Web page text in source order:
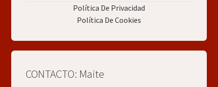
Política De Privacidad
Política De Cookies
CONTACTO: Maite